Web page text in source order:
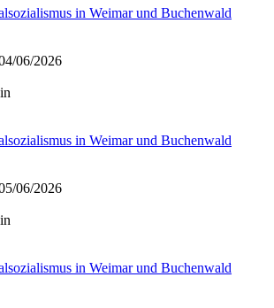
in Weimar und Buchenwald
06/2026
in Weimar und Buchenwald
06/2026
in Weimar und Buchenwald